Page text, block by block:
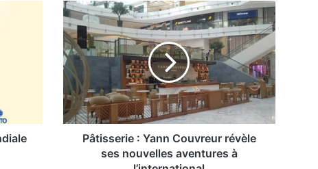
Pâtisserie
:
Yann
Couvreur
révèle
ses
nouvelles
aventures
à
l’international
Pâtisserie : Yann Couvreur révèle
ses nouvelles aventures à